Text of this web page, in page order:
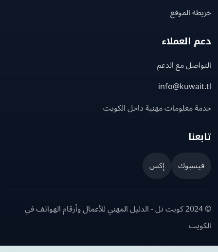
الموقع
العملاء
مع الدعم
معلومات مهنية داخل الكويت
إكس
© 2024 كويت تل - الدليل المهني للأعمال وأرقام الهواتف في